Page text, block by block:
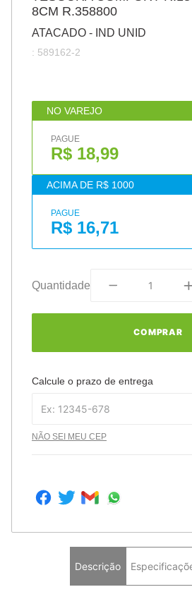
8CM R.358800
ATACADO - IND UNID
: 589162-2
NO VAREJO
PAGUE
R$ 18,99
ACIMA DE R$ 1000
PAGUE
R$ 16,71
Quantidade
COMPRAR
Calcule o prazo de entrega
NÃO SEI MEU CEP
Descrição
pincel
cola
barbante